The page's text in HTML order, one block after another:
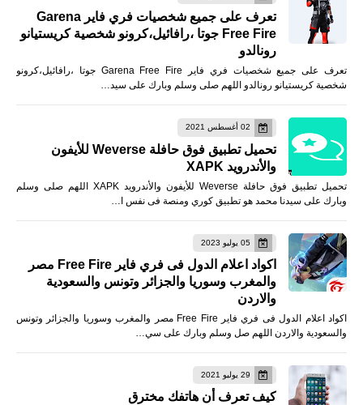
تعرف على جميع شخصيات فري فاير Garena
Free Fire جوتا ،رافائيل،كرونو شخصية كريستيانو
رونالدو
تعرف على جميع شخصيات فري فاير Garena Free Fire جوتا ،رافائيل،كرونو
شخصية كريستيانو رونالدو اللهم صلى وسلم وبارك على سيد…
02 أغسطس 2021
تحميل تطبيق فوق حافلة Weverse للأيفون
والأندرويد XAPK
تحميل تطبيق فوق حافلة Weverse للأيفون والأندرويد XAPK اللهم صلى وسلم
وبارك على سيدنا محمد هو تطبيق كوري ومنصة فى نفس ا…
05 يوليو 2023
اكواد اعلام الدول فى فري فاير Free Fire مصر
والمغرب وسوريا والجزائر وتونس والسعودية
والاردن
اكواد اعلام الدول فى فري فاير Free Fire مصر والمغرب وسوريا والجزائر وتونس
والسعودية والاردن اللهم صل وسلم وبارك على سي…
29 يوليو 2021
كيف تعرف أن هاتفك مخترق